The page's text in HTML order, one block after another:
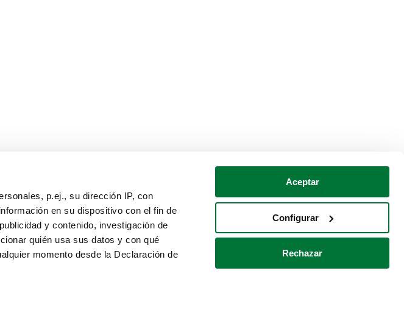
p.ej., su dirección IP, con
en su dispositivo con el fin de
y contenido, investigación de
quién usa sus datos y con qué
momento desde la Declaración de
Aceptar
Configurar
Rechazar